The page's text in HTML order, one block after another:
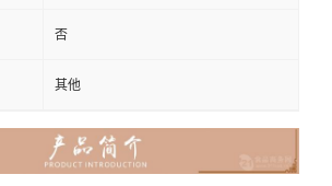
否
其他